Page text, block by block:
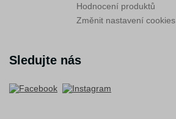
Hodnocení produktů
Změnit nastavení cookies
Sledujte nás